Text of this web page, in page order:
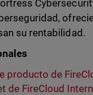
su rentabilidad.
producto de
de FireCloud